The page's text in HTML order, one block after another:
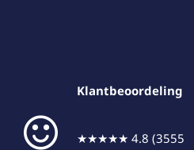
Klantbeoordeling
★★★★★ 4.8 (3555